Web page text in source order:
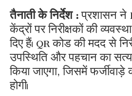
तैनाती के निर्देश :प्रशासन ने
केंद्रों पर निरीक्षकों की
दिए हैं। QR कोड की मदद से
उपस्थिति और पहचान का
किया जाएगा, जिसमें
होगी।